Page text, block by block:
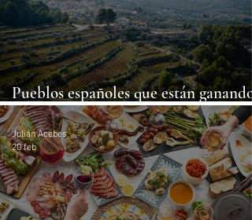
Pueblos españoles que están ganando
protagonismo gastronómico
Julián Acebes
20 feb